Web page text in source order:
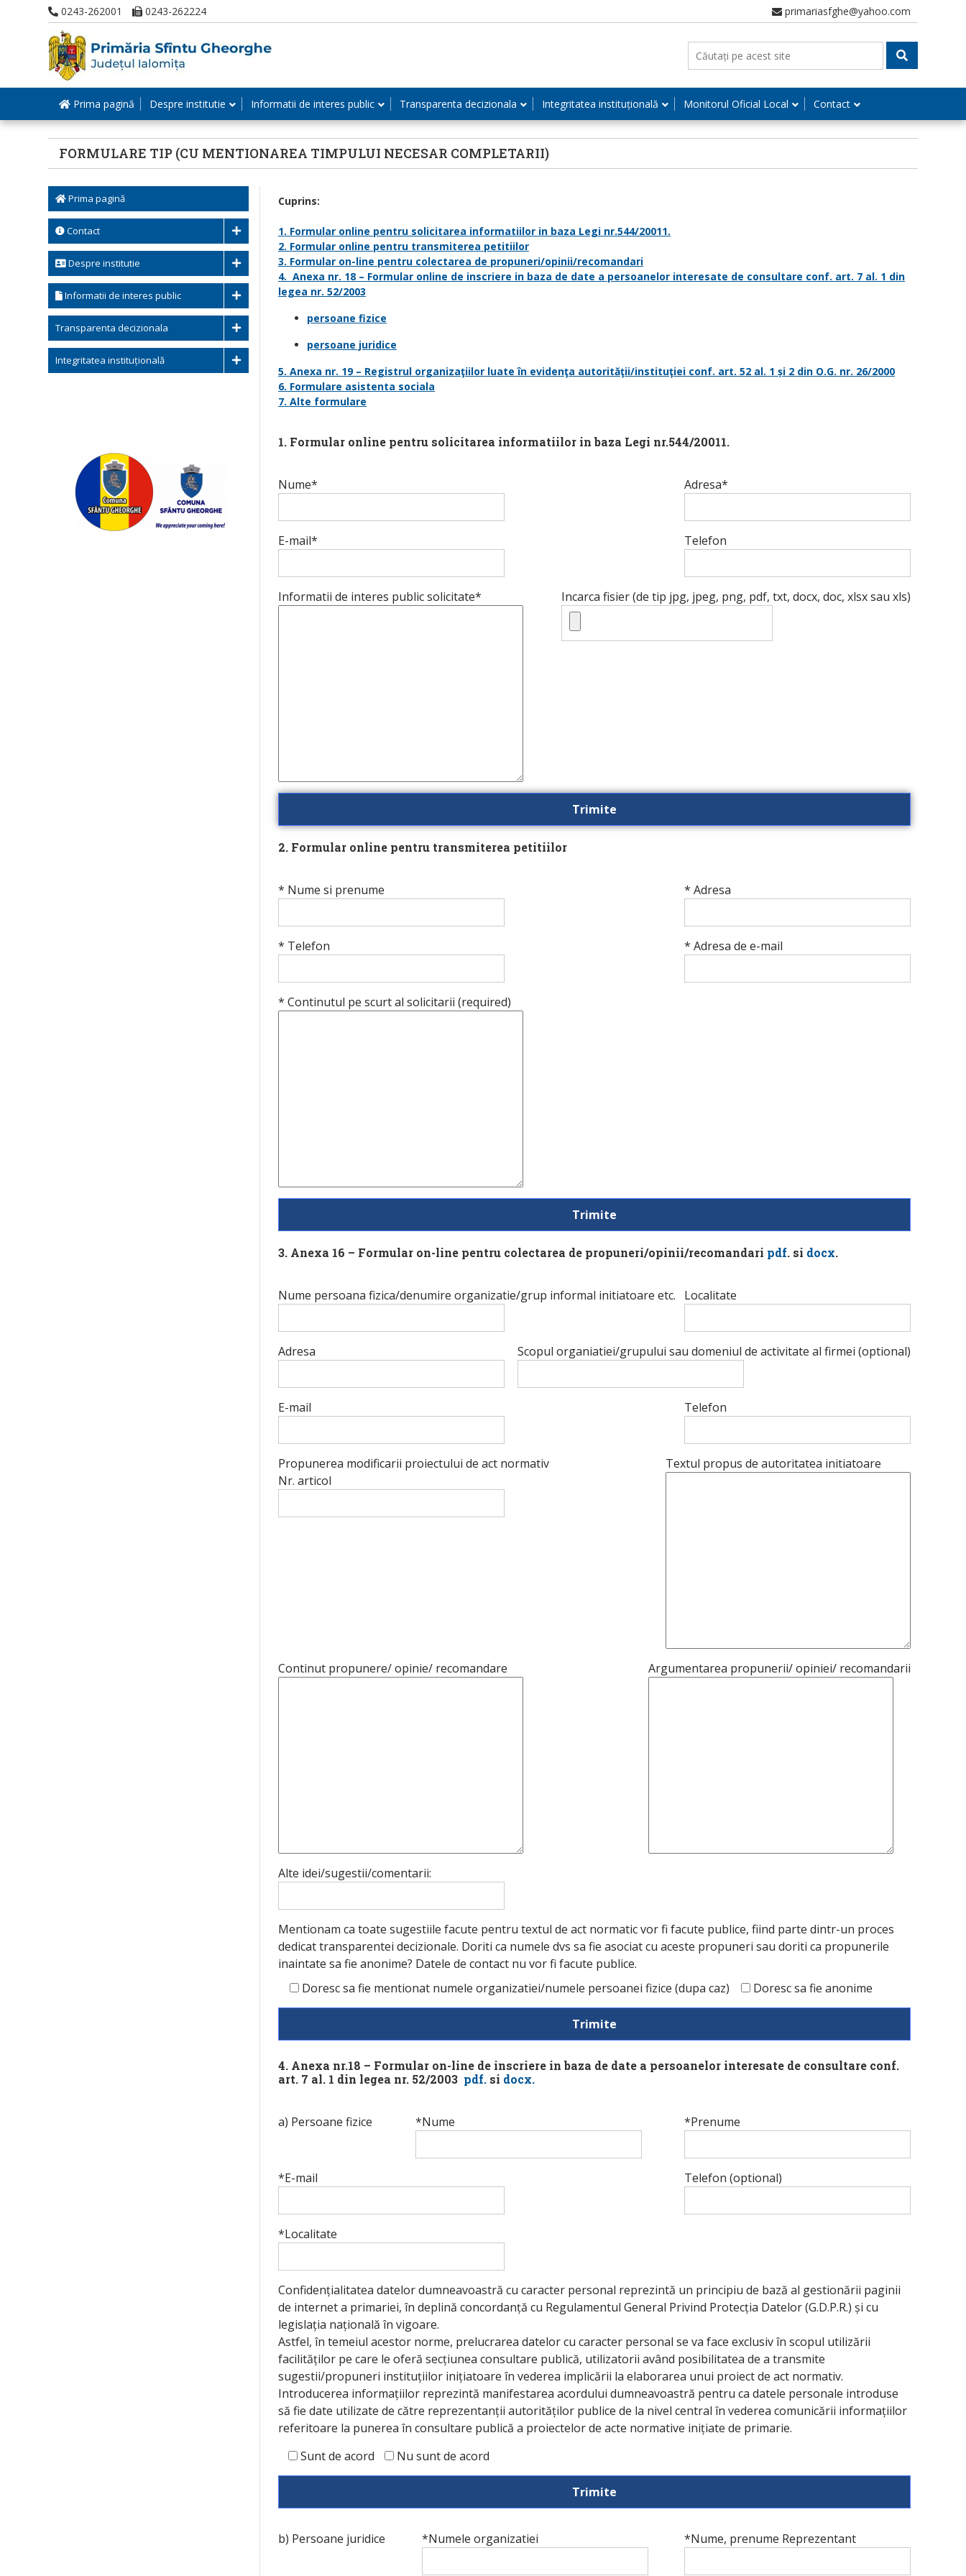
0243-262001 0243-262224 primariasfghe@yahoo.com
Prima pagină Despre institutie Informatii de interes public Transparenta decizionala Integritatea instituțională Monitorul Oficial Local Contact
FORMULARE TIP (CU MENTIONAREA TIMPULUI NECESAR COMPLETARII)
Prima pagină
Contact
Despre institutie
Informatii de interes public
Transparenta decizionala
Integritatea instituțională
Cuprins:
1. Formular online pentru solicitarea informatiilor in baza Legi nr.544/20011.
2. Formular online pentru transmiterea petitiilor
3. Formular on-line pentru colectarea de propuneri/opinii/recomandari
4. Anexa nr. 18 – Formular online de inscriere in baza de date a persoanelor interesate de consultare conf. art. 7 al. 1 din
legea nr. 52/2003
persoane fizice
persoane juridice
5. Anexa nr. 19 – Registrul organizaţiilor luate în evidenţa autorităţii/instituţiei conf. art. 52 al. 1 și 2 din O.G. nr. 26/2000
6. Formulare asistenta sociala
7. Alte formulare
1. Formular online pentru solicitarea informatiilor in baza Legi nr.544/20011.
Nume* Adresa*
E-mail* Telefon
Informatii de interes public solicitate* Incarca fisier (de tip jpg, jpeg, png, pdf, txt, docx, doc, xlsx sau xls)
2. Formular online pentru transmiterea petitiilor
* Nume si prenume * Adresa
* Telefon * Adresa de e-mail
* Continutul pe scurt al solicitarii (required)
3. Anexa 16 – Formular on-line pentru colectarea de propuneri/opinii/recomandari pdf. si docx.
Nume persoana fizica/denumire organizatie/grup informal initiatoare etc. Localitate
Adresa Scopul organiatiei/grupului sau domeniul de activitate al firmei (optional)
E-mail Telefon
Propunerea modificarii proiectului de act normativ
Nr. articol
Textul propus de autoritatea initiatoare
Continut propunere/ opinie/ recomandare Argumentarea propunerii/ opiniei/ recomandarii
Alte idei/sugestii/comentarii:
Mentionam ca toate sugestiile facute pentru textul de act normatic vor fi facute publice, fiind parte dintr-un proces
dedicat transparentei decizionale. Doriti ca numele dvs sa fie asociat cu aceste propuneri sau doriti ca propunerile
inaintate sa fie anonime? Datele de contact nu vor fi facute publice.
Doresc sa fie mentionat numele organizatiei/numele persoanei fizice (dupa caz)
Doresc sa fie anonime
4. Anexa nr.18 – Formular on-line de inscriere in baza de date a persoanelor interesate de consultare conf.
art. 7 al. 1 din legea nr. 52/2003 pdf. si docx.
a) Persoane fizice *Nume *Prenume
*E-mail Telefon (optional)
*Localitate
Confidențialitatea datelor dumneavoastră cu caracter personal reprezintă un principiu de bază al gestionării paginii
de internet a primariei, în deplină concordanță cu Regulamentul General Privind Protecția Datelor (G.D.P.R.) și cu
legislația națională în vigoare.
Astfel, în temeiul acestor norme, prelucrarea datelor cu caracter personal se va face exclusiv în scopul utilizării
facilităților pe care le oferă secțiunea consultare publică, utilizatorii având posibilitatea de a transmite
sugestii/propuneri instituțiilor inițiatoare în vederea implicării la elaborarea unui proiect de act normativ.
Introducerea informațiilor reprezintă manifestarea acordului dumneavoastră pentru ca datele personale introduse
să fie date utilizate de către reprezentanții autorităților publice de la nivel central în vederea comunicării informațiilor
referitoare la punerea în consultare publică a proiectelor de acte normative inițiate de primarie.
Sunt de acord
Nu sunt de acord
b) Persoane juridice *Numele organizatiei *Nume, prenume Reprezentant